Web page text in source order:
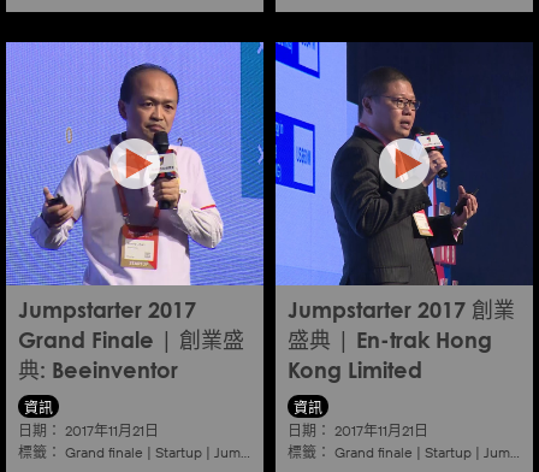
Jumpstarter 2017
Grand Finale | 創業盛
典: Beeinventor
資訊
日期： 2017年11月21日
標籤： Grand finale | Startup | Jumpstarter |Hkcec
Jumpstarter 2017 創業
盛典 | En-trak Hong
Kong Limited
資訊
日期： 2017年11月21日
標籤： Grand finale | Startup | Jumpstarter